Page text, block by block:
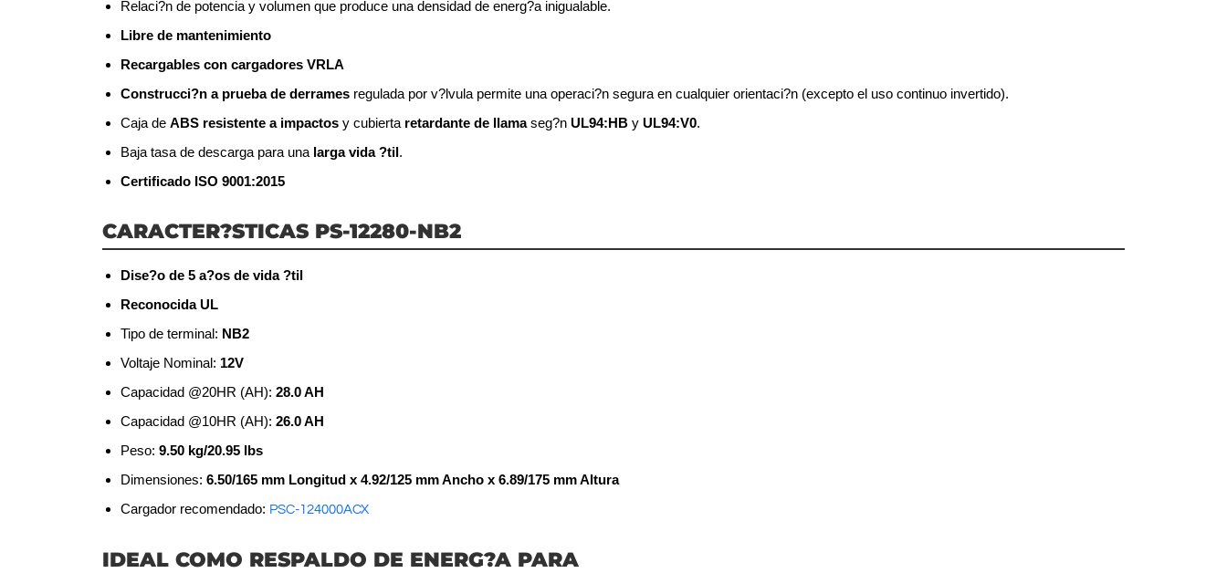
Relaci?n de potencia y volumen que produce una densidad de energ?a inigualable.
Libre de mantenimiento
Recargables con cargadores VRLA
Construcci?n a prueba de derrames regulada por v?lvula permite una operaci?n segura en cualquier orientaci?n (excepto el uso continuo invertido).
Caja de ABS resistente a impactos y cubierta retardante de llamaseg?n UL94:HB y UL94:V0.
Baja tasa de descarga para una larga vida ?til.
Certificado ISO 9001:2015
CARACTER?STICAS PS-12280-NB2
Dise?o de 5 a?os de vida ?til
Reconocida UL
Tipo de terminal: NB2
Voltaje Nominal: 12V
Capacidad @20HR (AH): 28.0 AH
Capacidad @10HR (AH): 26.0 AH
Peso: 9.50 kg/20.95 lbs
Dimensiones: 6.50/165 mm Longitud x 4.92/125 mm Ancho x 6.89/175 mm Altura
Cargador recomendado: PSC-124000ACX
IDEAL COMO RESPALDO DE ENERG?A PARA